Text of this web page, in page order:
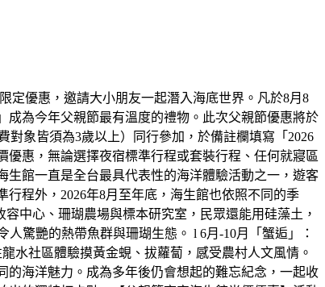
定優惠，邀請大小朋友一起潛入海底世界。凡於8月8
成為今年父親節最有溫度的禮物。此次父親節優惠將於
對象皆須為3歲以上）同行參加，於備註欄填寫「2026
惠，無論選擇夜宿標準行程或套裝行程、任何就寢區
館一直是全台最具代表性的海洋體驗活動之一，遊客
程外，2026年8月至年底，海生館也依照不同的季
中心、珊瑚農場與標本研究室，民眾還能用硅藻土，
驚艷的熱帶魚群與珊瑚生態。 l 6月-10月「蟹逅」：
水社區體驗摸黃金蜆、拔蘿蔔，感受農村人文風情。
海洋魅力。成為多年後仍會想起的難忘紀念，一起收